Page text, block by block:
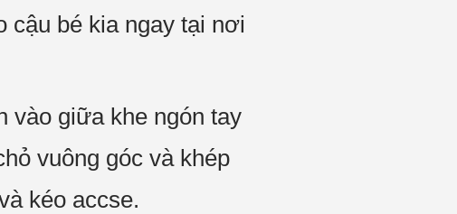
cậu bé kia ngay tại nơi
vào giữa khe ngón tay
vuông góc và khép
kéo accse.